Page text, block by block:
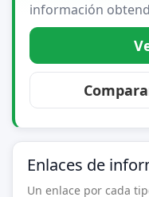
información
Enlaces de
Un enlace por cada